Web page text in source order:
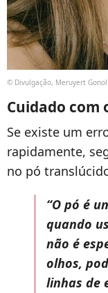
© Divulgação, Meruyert
Cuidado com
Se existe um
rapidamente,
no pó
“O pó é
quando
não é
olhos,
linhas de